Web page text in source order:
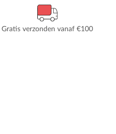
Gratis verzonden vanaf €100